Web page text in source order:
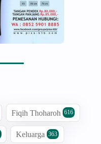
Fiqih Thoharoh 616
Keluarga 363